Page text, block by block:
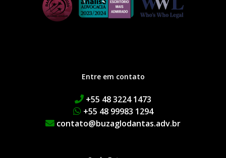
Entre em contato
+55 48 3224 1473
+55 48 99983 1294
contato@buzaglodantas.adv.br